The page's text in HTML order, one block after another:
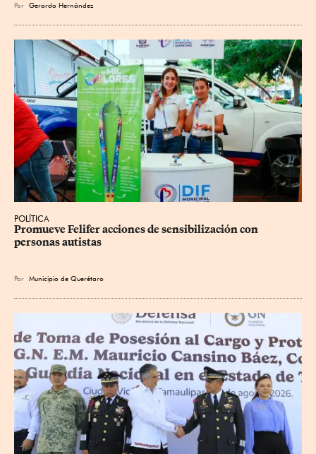
Por Gerardo Hernández
POLÍTICA
Promueve Felifer acciones de sensibilización con
personas autistas
Por Municipio de Querétaro